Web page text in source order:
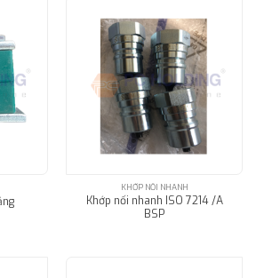
KHỚP NỐI NHANH
Khớp nối nhanh ISO 7214 /A
BSP